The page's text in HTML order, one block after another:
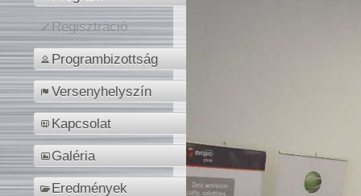
Regisztráció
Programbizottság
Versenyhelyszín
Kapcsolat
Galéria
Eredmények